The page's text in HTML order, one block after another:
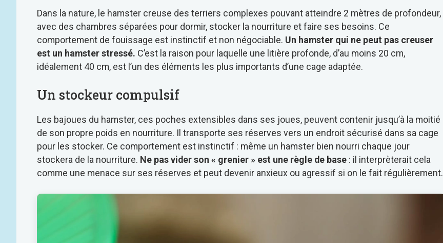
Dans la nature, le hamster creuse des terriers complexes pouvant atteindre 2 mètres de profondeur,
avec des chambres séparées pour dormir, stocker la nourriture et faire ses besoins. Ce
comportement de fouissage est instinctif et non négociable. Un hamster qui ne peut pas creuser
est un hamster stressé. C’est la raison pour laquelle une litière profonde, d’au moins 20 cm,
idéalement 40 cm, est l’un des éléments les plus importants d’une cage adaptée.
Un stockeur compulsif
Les bajoues du hamster, ces poches extensibles dans ses joues, peuvent contenir jusqu’à la moitié
de son propre poids en nourriture. Il transporte ses réserves vers un endroit sécurisé dans sa cage
pour les stocker. Ce comportement est instinctif : même un hamster bien nourri chaque jour
stockera de la nourriture. Ne pas vider son « grenier » est une règle de base : il interprèterait cela
comme une menace sur ses réserves et peut devenir anxieux ou agressif si on le fait régulièrement.